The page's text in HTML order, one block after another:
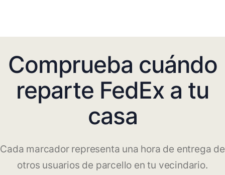
Comprueba cuándo
reparte FedEx a tu
casa
Cada marcador representa una hora de entrega de
otros usuarios de parcello en tu vecindario.